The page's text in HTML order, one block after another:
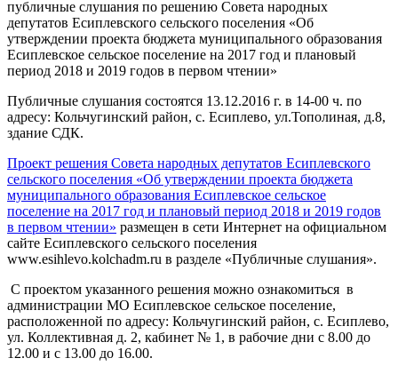
публичные слушания по решению Совета народных
депутатов Есиплевского сельского поселения «Об
утверждении проекта бюджета муниципального образования
Есиплевское сельское поселение на 2017 год и плановый
период 2018 и 2019 годов в первом чтении»
Публичные слушания состоятся 13.12.2016 г. в 14-00 ч. по
адресу: Кольчугинский район, с. Есиплево, ул.Тополиная, д.8,
здание СДК.
Проект решения Совета народных депутатов Есиплевского
сельского поселения «Об утверждении проекта бюджета
муниципального образования Есиплевское сельское
поселение на 2017 год и плановый период 2018 и 2019 годов
в первом чтении» размещен в сети Интернет на официальном
сайте Есиплевского сельского поселения
www.esihlevo.kolchadm.ru в разделе «Публичные слушания».
С проектом указанного решения можно ознакомиться в
администрации МО Есиплевское сельское поселение,
расположенной по адресу: Кольчугинский район, с. Есиплево,
ул. Коллективная д. 2, кабинет № 1, в рабочие дни с 8.00 до
12.00 и с 13.00 до 16.00.